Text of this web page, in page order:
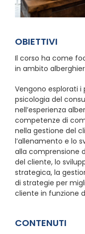
OBIETTIVI
Il corso ha come
in ambito
Vengono esplorati
psicologia del
nell’esperienza
competenze di
nella gestione del
l’allenamento e lo
alla comprensione
del cliente, lo
strategica, la
di strategie per
cliente in funzione
CONTENUTI